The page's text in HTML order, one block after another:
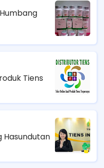
Tiens
Hasundutan